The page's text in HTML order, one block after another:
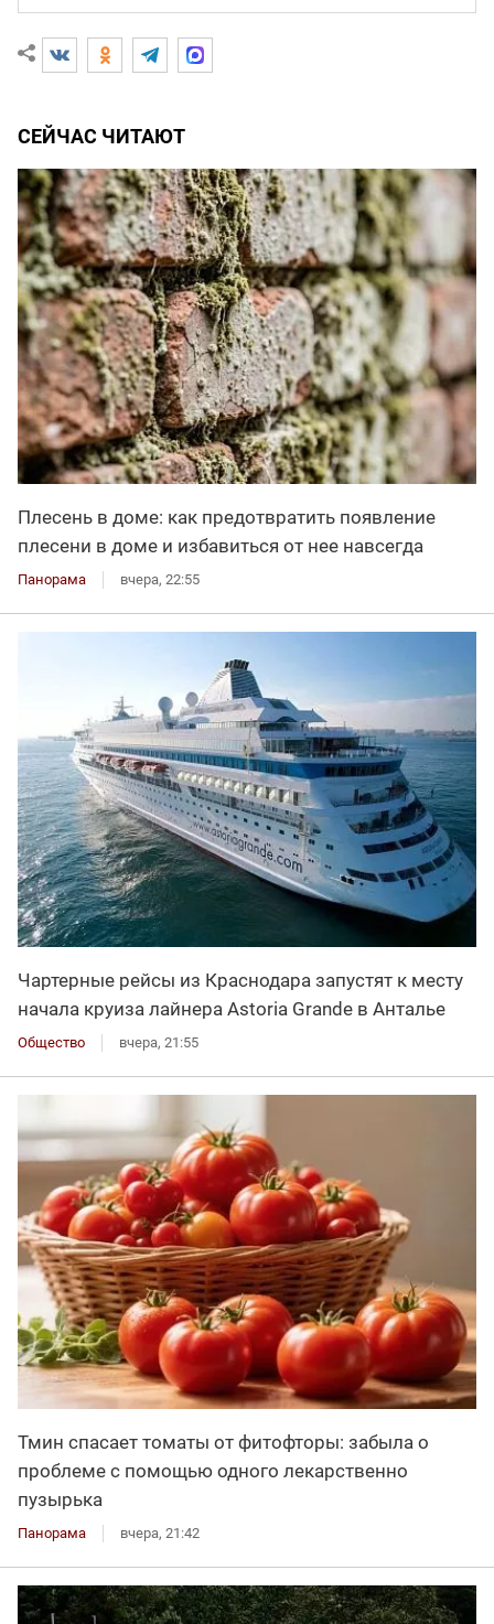
СЕЙЧАС ЧИТАЮТ
Плесень в доме: как предотвратить появление
плесени в доме и избавиться от нее навсегда
Панорама вчера, 22:55
Чартерные рейсы из Краснодара запустят к месту
начала круиза лайнера Astoria Grande в Анталье
Общество вчера, 21:55
Тмин спасает томаты от фитофторы: забыла о
проблеме с помощью одного лекарственно
пузырька
Панорама вчера, 21:42